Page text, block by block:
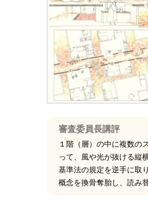
審査委員長講評
１階（層）の中に複数の
って、風や光が抜ける縦
基準法の規定を逆手に取
概念を換骨奪胎し、読み